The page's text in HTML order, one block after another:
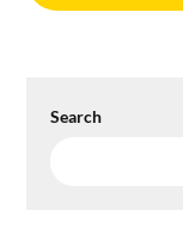
Search